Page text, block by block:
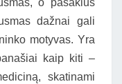
o pasakius
dažnai gali
motyvas. Yra
kaip kiti –
skatinami